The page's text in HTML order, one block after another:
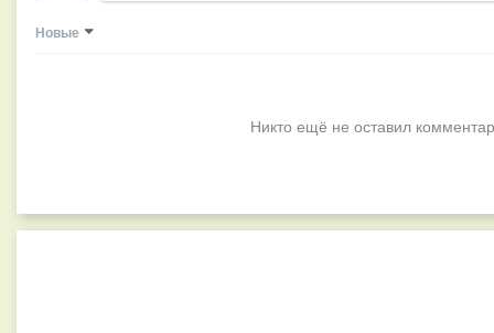
Новые
Никто ещё не оставил